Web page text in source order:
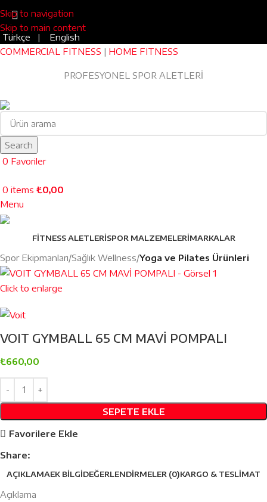
Skip to navigation
Skip to main content
Türkçe |
English
COMMERCIAL FITNESS | HOME FITNESS
PROFESYONEL SPOR ALETLERİ
Search
0 Favoriler
0 items ₺0,00
Menu
FITNESS ALETLERISPOR MALZEMELERIMARKALAR
Spor Ekipmanları Sağlık Wellness Yoga ve Pilates Ürünleri
Click to enlarge
VOIT GYMBALL 65 CM MAVİ POMPALI
₺660,00
SEPETE EKLE
Favorilere Ekle
Share:
AÇIKLAMAEK BILGIDEĞERLENDIRMELER (0)KARGO & TESLIMAT
Açıklama